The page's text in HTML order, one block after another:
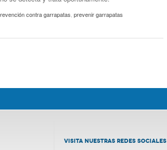
contra garrapatas prevenir garrapatas
VISITA NUESTRAS REDES SOCIALES